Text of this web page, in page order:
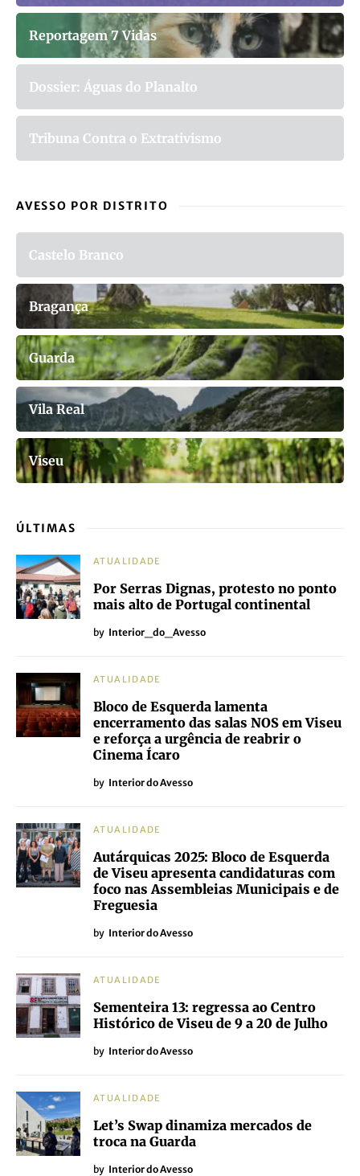
Reportagem 7 Vidas
Dossier: Águas do Planalto
Tribuna Contra o Extrativismo
AVESSO POR DISTRITO
Castelo Branco
Bragança
Guarda
Vila Real
Viseu
ÚLTIMAS
ATUALIDADE
Por Serras Dignas, protesto no ponto
mais alto de Portugal continental
by Interior_do_Avesso
ATUALIDADE
Bloco de Esquerda lamenta
encerramento das salas NOS em Viseu
e reforça a urgência de reabrir o
Cinema Ícaro
by Interior do Avesso
ATUALIDADE
Autárquicas 2025: Bloco de Esquerda
de Viseu apresenta candidaturas com
foco nas Assembleias Municipais e de
Freguesia
by Interior do Avesso
ATUALIDADE
Sementeira 13: regressa ao Centro
Histórico de Viseu de 9 a 20 de Julho
by Interior do Avesso
ATUALIDADE
Let’s Swap dinamiza mercados de
troca na Guarda
by Interior do Avesso